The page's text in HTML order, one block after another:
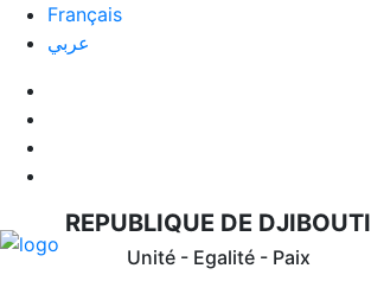
Français
عربي
REPUBLIQUE DE DJIBOUTI
Unité - Egalité - Paix